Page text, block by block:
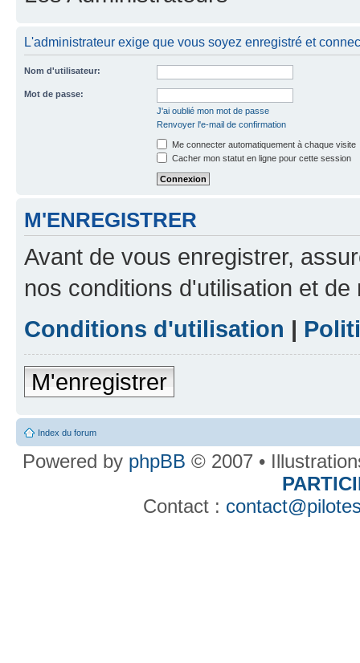
L'administrateur exige que vous soyez enregistré et
Nom d'utilisateur:
Mot de passe:
J'ai oublié mon mot de passe
Renvoyer l'e-mail de confirmation
Me connecter automatiquement à chaque visite
Cacher mon statut en ligne pour cette session
M'ENREGISTRER
Avant de vous enregistrer,
nos conditions d'utilisation et
Conditions d'utilisation |
M'enregistrer
Index du forum
Powered by phpBB © 2007 •
Contact :